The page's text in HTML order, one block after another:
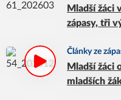
Mladší žáci
zápasy, tři
Články ze
Mladší žáci
mladších